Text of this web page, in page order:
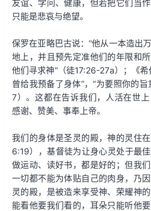
友谊、学问、健康，但若把它们当
只能是悲哀与绝望。
保罗在亚略巴古说：“他从一本造出
地上，并且预先定准他们的年限和
他们寻求神”（徒17:26-27a）；《希
曾给我预备了身体”，“为要照你的旨
7）。这都在告诉我们，人活在世上
感谢、赞美、事奉上帝。
我们的身体是圣灵的殿，神的灵住
6:19），基督徒为让身心灵处于最佳
做运动、读好书，都是好的；但我
一切都不能为体贴自己的肉身，乃
灵的殿，是被造来享受神、荣耀神
能看他要我们看的，耳朵只能听他